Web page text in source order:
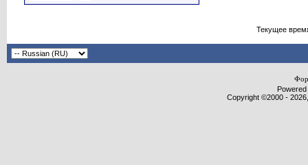
Текущее
Copyright ©2000 -